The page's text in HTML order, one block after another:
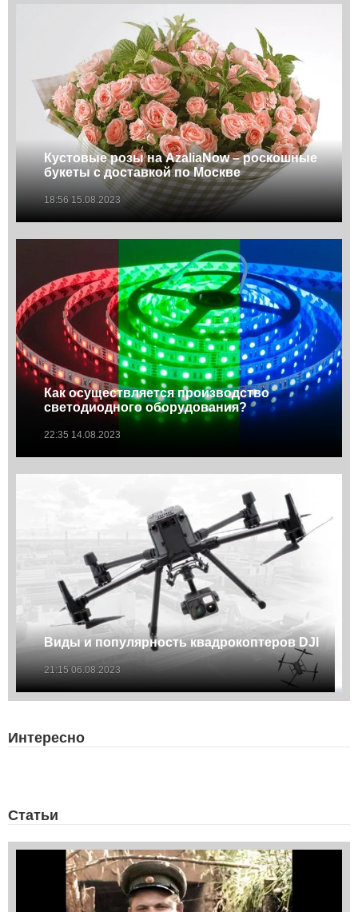
Кустовые розы на AzaliaNow – роскошные
букеты с доставкой по Москве
18:56 15.08.2023
Как осуществляется производство
светодиодного оборудования?
22:35 14.08.2023
Виды и популярность квадрокоптеров DJI
21:15 06.08.2023
Интересно
Статьи